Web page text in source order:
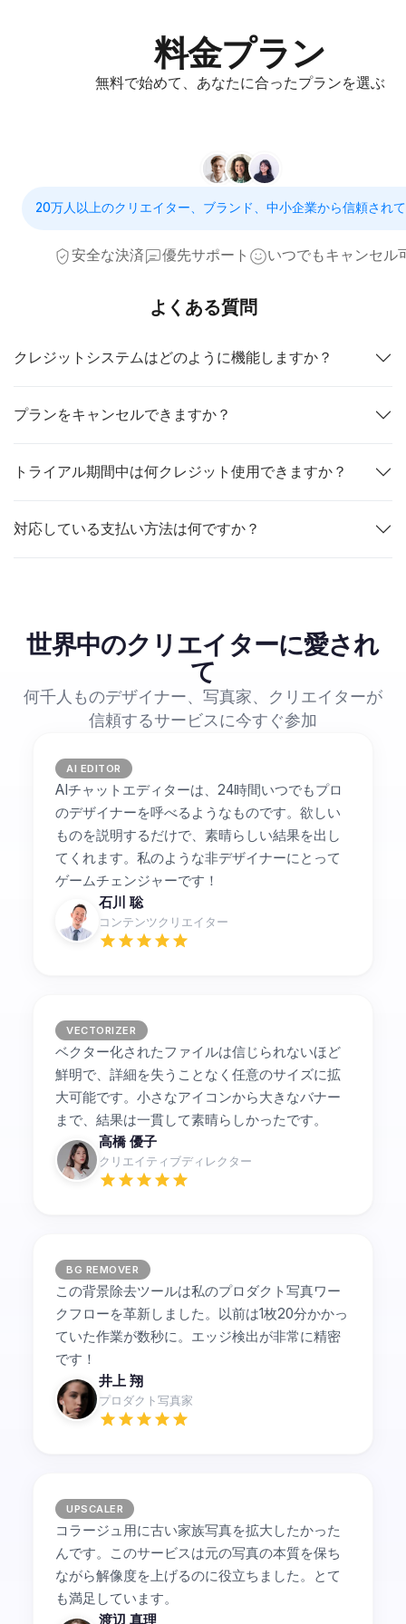
料金プラン
無料で始めて、あなたに合ったプランを選ぶ
20万人以上のクリエイター、ブランド、中小企業から信頼され
安全な決済 優先サポート いつでもキャンセル
よくある質問
クレジットシステムはどのように機能しますか？
プランをキャンセルできますか？
トライアル期間中は何クレジット使用できますか？
対応している支払い方法は何ですか？
世界中のクリエイターに愛され
て
何千人ものデザイナー、写真家、クリエイターが
信頼するサービスに今すぐ参加
AI EDITOR
AIチャットエディターは、24時間いつでもプロ
のデザイナーを呼べるようなものです。欲しい
ものを説明するだけで、素晴らしい結果を出し
てくれます。私のような非デザイナーにとって
ゲームチェンジャーです！
石川 聡
コンテンツクリエイター
VECTORIZER
ベクター化されたファイルは信じられないほど
鮮明で、詳細を失うことなく任意のサイズに拡
大可能です。小さなアイコンから大きなバナー
まで、結果は一貫して素晴らしかったです。
高橋 優子
クリエイティブディレクター
BG REMOVER
この背景除去ツールは私のプロダクト写真ワー
クフローを革新しました。以前は1枚20分かかっ
ていた作業が数秒に。エッジ検出が非常に精密
です！
井上 翔
プロダクト写真家
UPSCALER
コラージュ用に古い家族写真を拡大したかった
んです。このサービスは元の写真の本質を保ち
ながら解像度を上げるのに役立ちました。とて
も満足しています。
渡辺 真理